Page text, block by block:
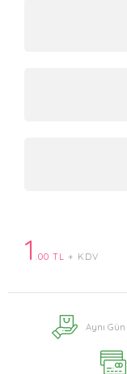
1 .00 TL + KDV
Aynı